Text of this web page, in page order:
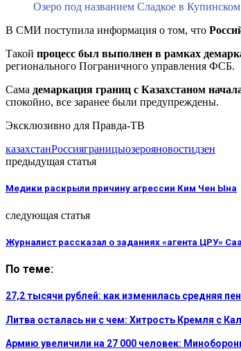
Озеро под названием Сладкое в
В СМИ поступила информация о том, что
Такой процесс был выполнен в рамках
регионального Пограничного управления ФСБ.
Сама демаркация границ с Казахстаном
спокойно, все заранее были предупреждены.
Эксклюзивно для Правда-ТВ
казахстанРоссияграницыозерояновостидзен
предыдущая статья
Медики раскрыли причину агрессии Ким Чен Ына
следующая статья
Журналист рассказал о заданиях «агента ЦРУ»
По теме:
27,2 тысячи рублей: как изменилась средняя
Литва осталась ни с чем: Хитрость Кремля с
Армию увеличили на 27 000 человек: